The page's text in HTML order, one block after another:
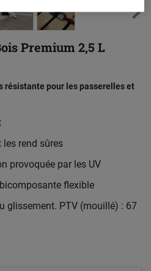
Premium 2,5 L
résistante pour les passerelles et
les rend sûres
provoquée par les UV
flexible
glissement. PTV (mouillé) : 67